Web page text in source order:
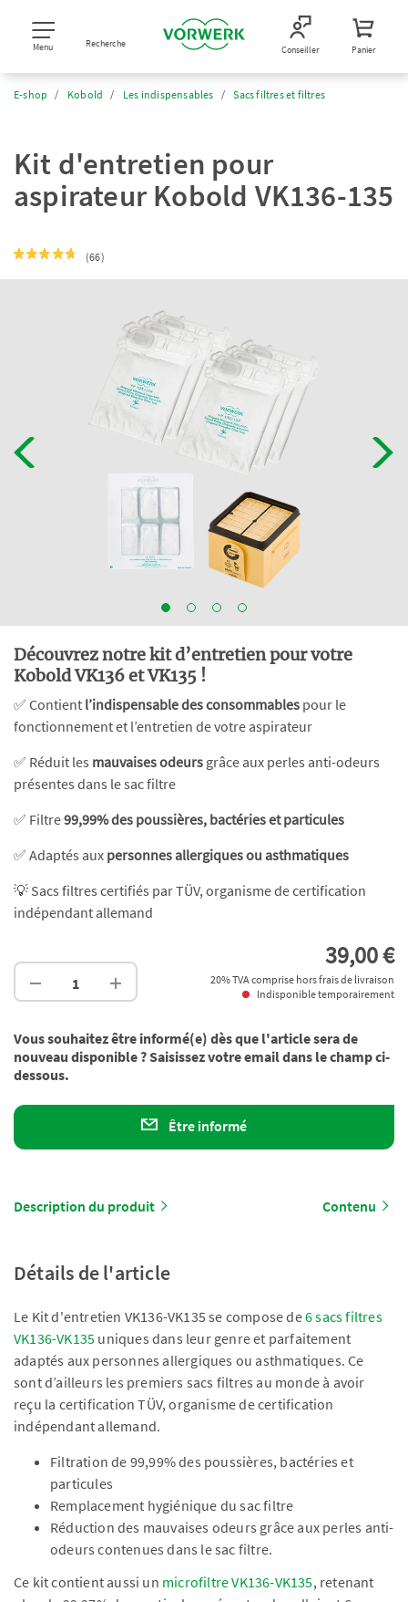
Menu Recherche Conseiller Panier
E-shop Kobold Les indispensables Sacs filtres et filtres
Kit d'entretien pour
aspirateur Kobold VK136-135
(66)
Découvrez notre kit d’entretien pour votre
Kobold VK136 et VK135 !
✅ Contient l’indispensable des consommables pour le
fonctionnement et l’entretien de votre aspirateur
✅ Réduit les mauvaises odeurs grâce aux perles anti-odeurs
présentes dans le sac filtre
✅ Filtre99,99% des poussières, bactéries et particules
✅ Adaptés aux personnes allergiques ou asthmatiques
💡 Sacs filtres certifiés par TÜV, organisme de certification
indépendant allemand
39,00 €
20% TVA comprise hors frais de livraison
Indisponible temporairement
Vous souhaitez être informé(e) dès que l'article sera de
nouveau disponible ? Saisissez votre email dans le champ ci-
dessous.
Être informé
Description du produit Contenu
Détails de l'article
Le Kit d'entretien VK136-VK135 se compose de6 sacs filtres
VK136-VK135 uniques dans leur genre et parfaitement
adaptés aux personnes allergiques ou asthmatiques. Ce
sont d’ailleurs les premiers sacs filtres au monde à avoir
reçu la certification TÜV, organisme de certification
indépendant allemand.
Filtration de 99,99% des poussières, bactéries et
particules
Remplacement hygiénique du sac filtre
Réduction des mauvaises odeurs grâce aux perles anti-
odeurs contenues dans le sac filtre.
Ce kit contient aussi un microfiltre VK136-VK135, retenant